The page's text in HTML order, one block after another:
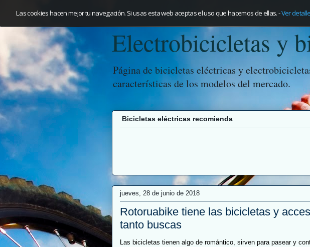
Las cookies hacen mejor tu navegación. Si usas esta web aceptas el uso que hacemos de ellas.-Ver
Electrobicicletas y
Página de bicicletas eléctricas y
características de los modelos del mercado.
Bicicletas eléctricas recomienda
jueves, 28 de junio de 2018
Rotoruabike tiene las bicicletas y
tanto buscas
Las bicicletas tienen algo de romántico, sirven para pasear y